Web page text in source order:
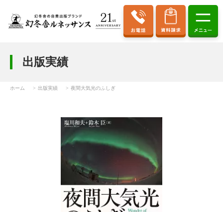
出版実績
ホーム 出版実績 夜間大気光のふしぎ